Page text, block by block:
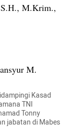
M.Krim.,
M.
Kasad
TNI
Tonny
jabatan di Mabes